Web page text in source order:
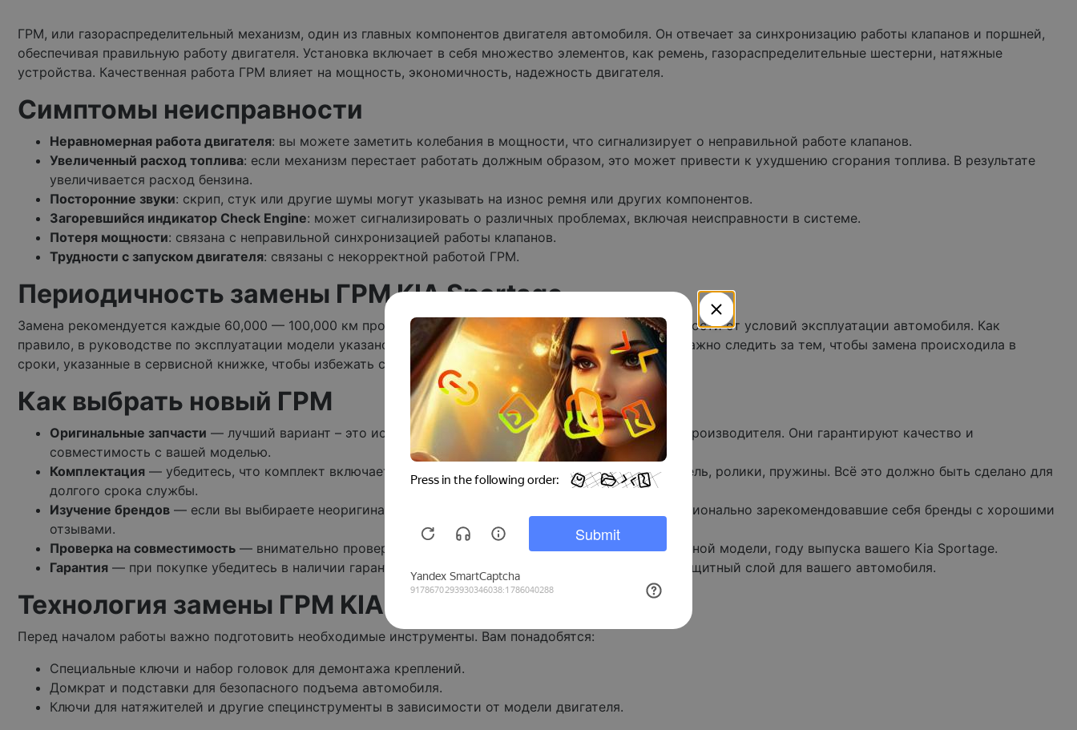
ГРМ, или газораспределительный механизм, один из главных компонентов двигателя автомобиля. Он отвечает за синхронизацию работы клапанов и поршней,
обеспечивая правильную работу двигателя. Установка включает в себя множество элементов, как ремень, газораспределительные шестерни, натяжные
устройства. Качественная работа ГРМ влияет на мощность, экономичность, надежность двигателя.
Симптомы неисправности
Неравномерная работа двигателя: вы можете заметить колебания в мощности, что сигнализирует о неправильной работе клапанов.
Увеличенный расход топлива: если механизм перестает работать должным образом, это может привести к ухудшению сгорания топлива. В результате
увеличивается расход бензина.
Посторонние звуки: скрип, стук или другие шумы могут указывать на износ ремня или других компонентов.
Загоревшийся индикатор Check Engine: может сигнализировать о различных проблемах, включая неисправности в системе.
Потеря мощности: связана с неправильной синхронизацией работы клапанов.
Трудности с запуском двигателя: связаны с некорректной работой ГРМ.
Периодичность замены ГРМ KIA Sportage
Замена рекомендуется каждые 60,000 — 100,000 км пробега. Этот интервал может меняться в зависимости от условий эксплуатации автомобиля. Как
правило, в руководстве по эксплуатации модели указано точное значение, исходя из типа двигателя. Важно следить за тем, чтобы замена происходила в
сроки, указанные в сервисной книжке, чтобы избежать серьезных повреждений двигателя.
Как выбрать новый ГРМ
Оригинальные запчасти — лучший вариант – это использовать оригинальные комплектующие от производителя. Они гарантируют качество и
совместимость с вашей моделью.
Комплектация — убедитесь, что комплект включает все необходимые элементы: ремень, натяжитель, ролики, пружины. Всё это должно быть сделано для
долгого срока службы.
Изучение брендов — если вы выбираете неоригинальные запчасти, обратите внимание на профессионально зарекомендовавшие себя бренды с хорошими
отзывами.
Проверка на совместимость — внимательно проверьте, соответствует ли выбранный ГРМ конкретной модели, году выпуска вашего Kia Sportage.
Гарантия — при покупке убедитесь в наличии гарантии от производителя – это дополнительный защитный слой для вашего автомобиля.
Технология замены ГРМ KIA Sportage
Перед началом работы важно подготовить необходимые инструменты. Вам понадобятся:
Специальные ключи и набор головок для демонтажа креплений.
Домкрат и подставки для безопасного подъема автомобиля.
Ключи для натяжителей и другие специнструменты в зависимости от модели двигателя.